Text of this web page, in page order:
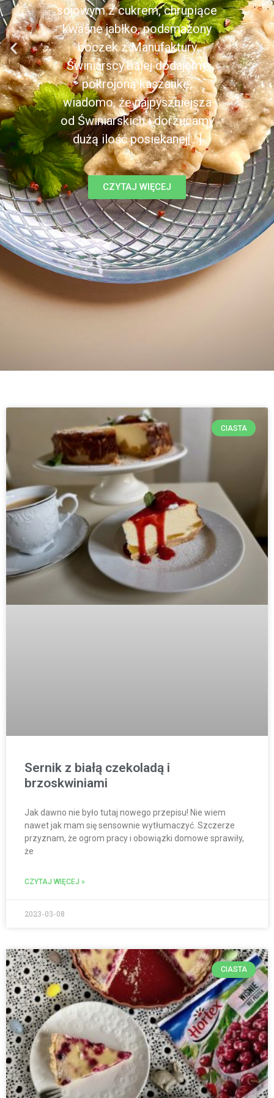
sojowym z cukrem, chrupiące
kwaśne jabłko, podsmażony
boczek z Manufaktury
Świniarscy.Dalej dodajemy
pokrojoną kaszankę,
wiadomo, że najpyszniejsza
od Świniarskich i dorzucamy
dużą ilość posiekanej[...]
CZYTAJ WIĘCEJ
CIASTA
Sernik z białą czekoladą i
brzoskwiniami
Jak dawno nie było tutaj nowego przepisu! Nie wiem
nawet jak mam się sensownie wytłumaczyć. Szczerze
przyznam, że ogrom pracy i obowiązki domowe sprawiły,
że
CZYTAJ WIĘCEJ »
2023-03-08
CIASTA